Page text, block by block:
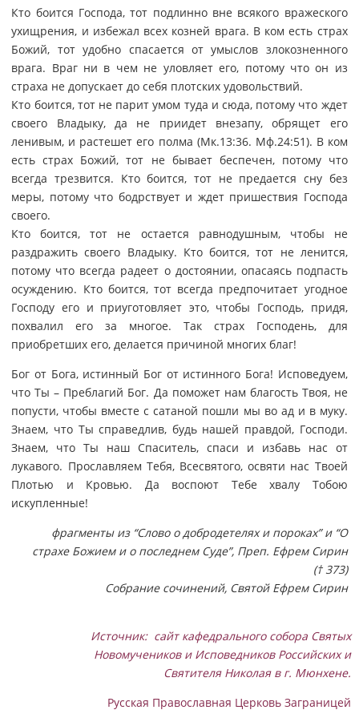
Кто боится Господа, тот подлинно вне всякого вражеского
ухищрения, и избежал всех козней врага. В ком есть страх
Божий, тот удобно спасается от умыслов злокозненного
врага. Враг ни в чем не уловляет его, потому что он из
страха не допускает до себя плотских удовольствий.
Кто боится, тот не парит умом туда и сюда, потому что ждет
своего Владыку, да не приидет внезапу, обрящет его
ленивым, и растешет его полма (Мк.13:36. Мф.24:51). В ком
есть страх Божий, тот не бывает беспечен, потому что
всегда трезвится. Кто боится, тот не предается сну без
меры, потому что бодрствует и ждет пришествия Господа
своего.
Кто боится, тот не остается равнодушным, чтобы не
раздражить своего Владыку. Кто боится, тот не ленится,
потому что всегда радеет о достоянии, опасаясь подпасть
осуждению. Кто боится, тот всегда предпочитает угодное
Господу его и приуготовляет это, чтобы Господь, придя,
похвалил его за многое. Так страх Господень, для
приобретших его, делается причиной многих благ!
Бог от Бога, истинный Бог от истинного Бога! Исповедуем,
что Ты – Преблагий Бог. Да поможет нам благость Твоя, не
попусти, чтобы вместе с сатаной пошли мы во ад и в муку.
Знаем, что Ты справедлив, будь нашей правдой, Господи.
Знаем, что Ты наш Спаситель, спаси и избавь нас от
лукавого. Прославляем Тебя, Всесвятого, освяти нас Твоей
Плотью и Кровью. Да воспоют Тебе хвалу Тобою
искупленные!
фрагменты из “Слово о добродетелях и пороках” и “О
страхе Божием и о последнем Суде”, Преп. Ефрем Сирин
(† 373)
Собрание сочинений, Святой Ефрем Сирин
Источник: сайт кафедрального собора Святых
Новомучеников и Исповедников Российских и
Святителя Николая в г. Мюнхене.
Русская Православная Церковь Заграницей